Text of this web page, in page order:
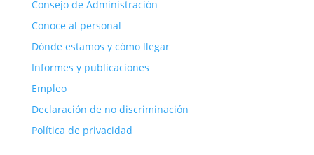
Consejo de Administración
Conoce al personal
Dónde estamos y cómo llegar
Informes y publicaciones
Empleo
Declaración de no discriminación
Política de privacidad